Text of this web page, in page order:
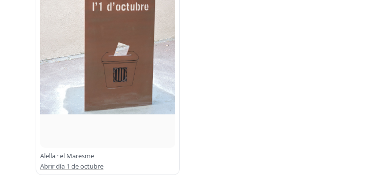
Alella · el Maresme
Abrir día 1 de octubre